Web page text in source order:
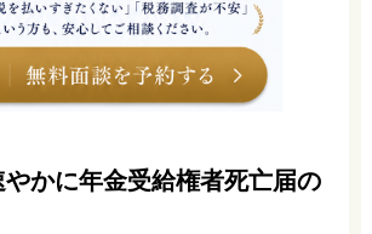
かに年金受給権者死亡届の